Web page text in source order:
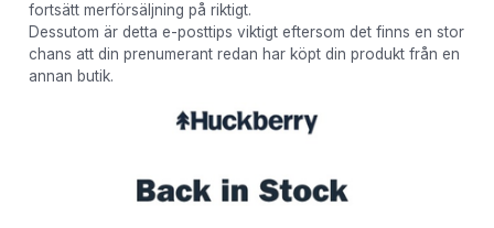
fortsätt merförsäljning på riktigt.
Dessutom är detta e-posttips viktigt eftersom det finns en stor
chans att din prenumerant redan har köpt din produkt från en
annan butik.